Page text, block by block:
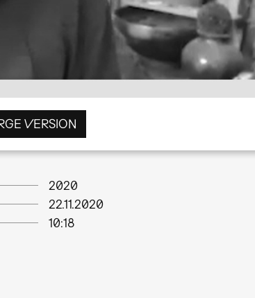
VERSION
2020
22.11.2020
10:18